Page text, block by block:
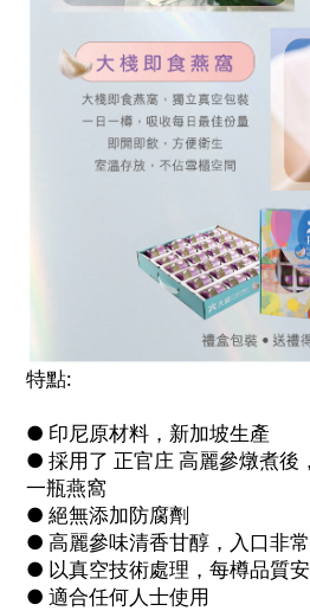
特點:
● 印尼原材料，新加坡生產
● 採用了 正官庄 高麗參燉煮後
一瓶燕窩
● 絕無添加防腐劑
● 高麗參味清香甘醇，入口非
● 以真空技術處理，每樽品質
● 適合任何人士使用